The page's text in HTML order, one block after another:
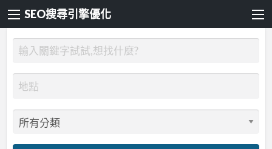
SEO搜尋引擎優化